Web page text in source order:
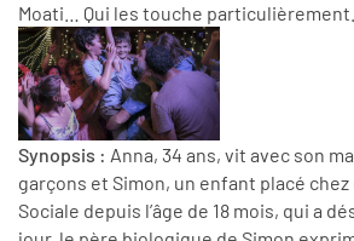
Moati… Qui les touche particulièrement.
Synopsis : Anna, 34 ans, vit avec son
garçons et Simon, un enfant placé chez
Sociale depuis l’âge de 18 mois, qui a